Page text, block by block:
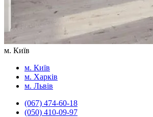
м. Київ
м. Київ
м. Харків
м. Львів
(067) 474-60-18
(050) 410-09-97